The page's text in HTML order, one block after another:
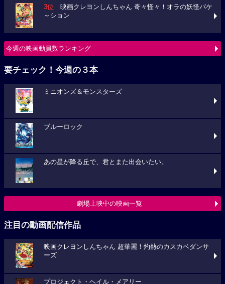
3位 映画クレヨンしんちゃん 奇々怪々！オラの妖怪バケ
～ション
今週の映画動員数ランキング
要チェック！今週の３本
ミニオンズ＆モンスターズ
ブルーロック
あの星が降る丘で、君とまた出会いたい。
劇場上映中の映画一覧
注目の動画配信作品
映画クレヨンしんちゃん 超華麗！灼熱のカスカベダンサ
ーズ
プロジェクト・ヘイル・メアリー